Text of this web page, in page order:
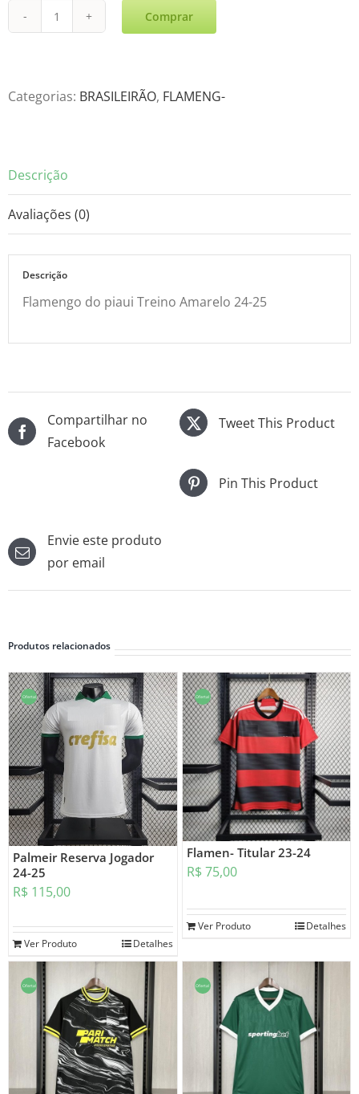
Flamen-
24-
Comprar
Categorias: BRASILEIRÃO, FLAMENG-
Descrição
Avaliações (0)
Descrição
Flamengo do piaui Treino Amarelo 24-25
Compartilhar no
Facebook
Tweet This Product
Pin This Product
Envie este produto
por email
Produtos relacionados
Oferta!
Palmeir Reserva Jogador
24-25
R$ 115,00
Ver Produto Detalhes
Oferta!
Flamen- Titular 23-24
R$ 75,00
Ver Produto Detalhes
Oferta! Oferta!